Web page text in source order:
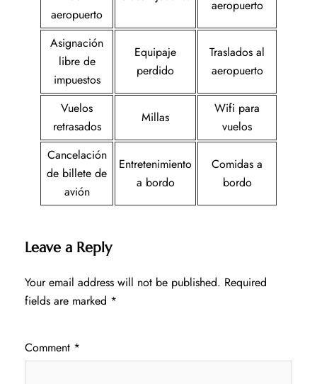
aeropuerto
aeropuerto
Asignación
libre de
impuestos
Equipaje
perdido
Traslados al
aeropuerto
Vuelos
retrasados
Millas
Wifi para
vuelos
Cancelación
de billete de
avión
Entretenimiento
a bordo
Comidas a
bordo
Leave a Reply
Your email address will not be published. Required
fields are marked *
Comment *